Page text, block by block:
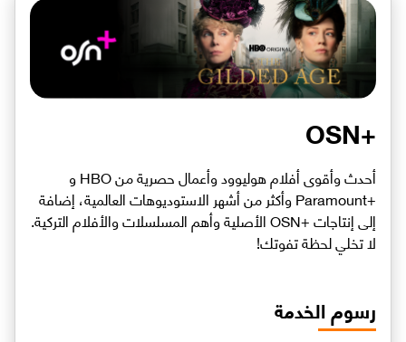
+OSN
أحدث وأقوى أفلام هوليوود وأعمال حصرية من HBO و
+Paramount وأكثر من أشهر الاستوديوهات العالمية، إضافة
إلى إنتاجات +OSN الأصلية وأهم المسلسلات والأفلام التركية.
لا تخلي لحظة تفوتك!
رسوم الخدمة